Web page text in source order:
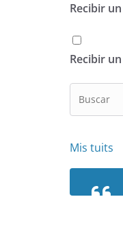
Recibir
Recibir
Mis tuits